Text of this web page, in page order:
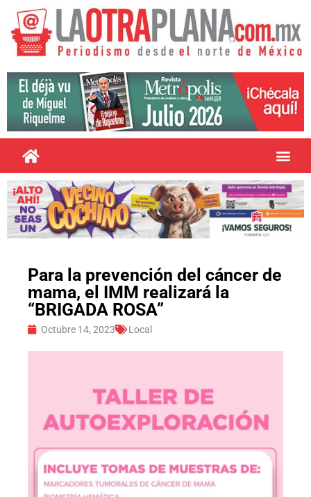
Para la prevención del cáncer de
mama, el IMM realizará la
“BRIGADA ROSA”
Octubre 14, 2023 Local